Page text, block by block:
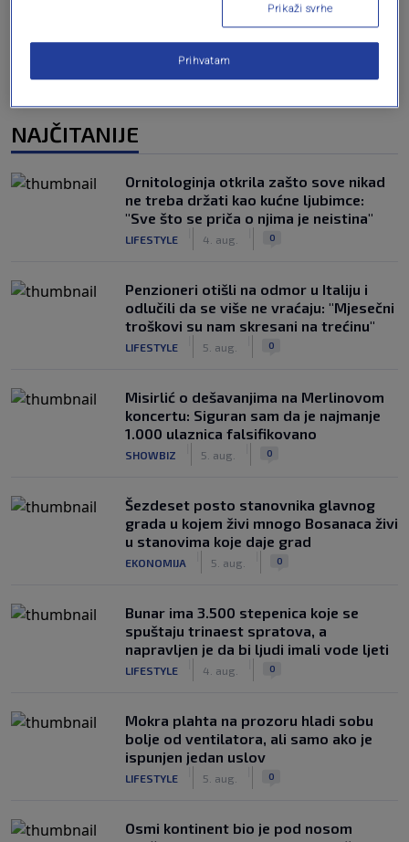
NAJČITANIJE
Ornitologinja otkrila zašto sove nikad
ne treba držati kao kućne ljubimce:
"Sve što se priča o njima je neistina"
LIFESTYLE 4. aug. 0
Penzioneri otišli na odmor u Italiju i
odlučili da se više ne vraćaju: "Mjesečni
troškovi su nam skresani na trećinu"
LIFESTYLE 5. aug. 0
Misirlić o dešavanjima na Merlinovom
koncertu: Siguran sam da je najmanje
1.000 ulaznica falsifikovano
SHOWBIZ 5. aug. 0
Šezdeset posto stanovnika glavnog
grada u kojem živi mnogo Bosanaca živi
u stanovima koje daje grad
EKONOMIJA 5. aug. 0
Bunar imа 3.500 stepenica koje se
spuštaju trinaest spratova, a
napravljen je da bi ljudi imali vode ljeti
LIFESTYLE 4. aug. 0
Mokra plahta na prozoru hladi sobu
bolje od ventilatora, ali samo ako je
ispunjen jedan uslov
LIFESTYLE 5. aug. 0
Osmi kontinent bio je pod nosom
Prikaži svrhe
Prihvatam